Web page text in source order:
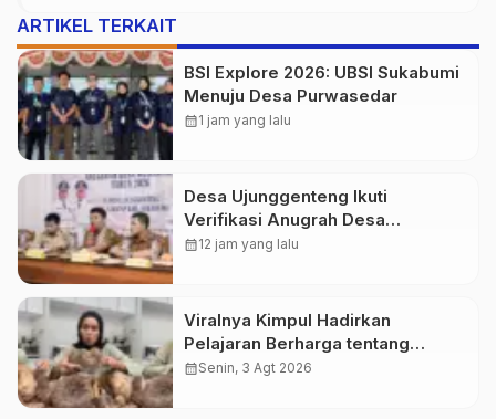
ARTIKEL TERKAIT
BSI Explore 2026: UBSI Sukabumi
Menuju Desa Purwasedar
calendar_month1 jam yang lalu
Desa Ujunggenteng Ikuti
Verifikasi Anugrah Desa
Mubarokah 2026
calendar_month12 jam yang lalu
Viralnya Kimpul Hadirkan
Pelajaran Berharga tentang
Pangan Lokal Indonesia
calendar_monthSenin, 3 Agt 2026